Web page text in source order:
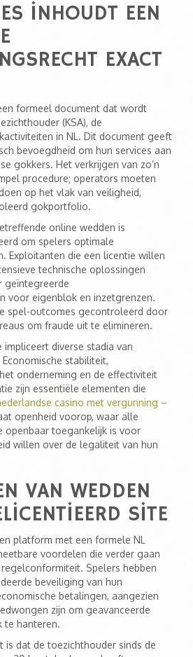
INHOUDT EEN
EXACT
formeel document dat wordt
(KSA), de
in NL. Dit document geeft
bevoegdheid om hun services aan
gokkers. Het verkrijgen van zo’n
procedure; operators moeten
op het vlak van veiligheid,
gokportfolio.
online wedden is
om spelers optimale
Exploitanten die een licentie willen
technische oplossingen
geïntegreerde
voor eigenblok en inzetgrenzen.
spel-outcomes gecontroleerd door
om fraude uit te elimineren.
diverse stadia van
stabiliteit,
onderneming en de effectiviteit
zijn essentiële elementen die
casino met vergunning –
openheid voorop, waar alle
openbaar toegankelijk is voor
willen over de legaliteit van hun
VAN WEDDEN
SITE
platform met een formele NL
voordelen die verder gaan
Spelers hebben
beveiliging van hun
betalingen, aangezien
zijn om geavanceerde
te hanteren.
is dat de toezichthouder sinds de